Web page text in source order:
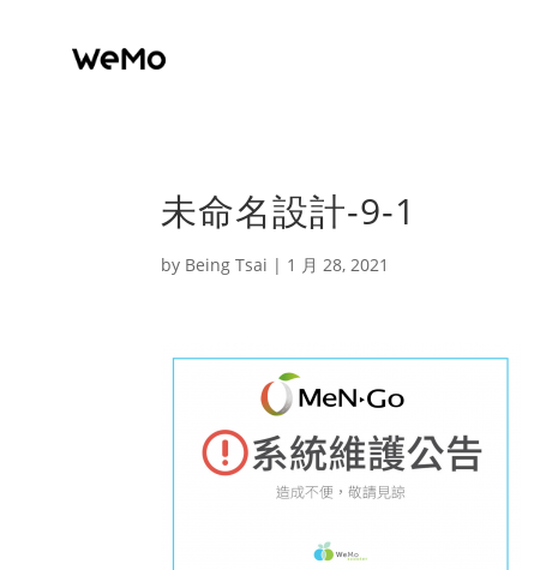
未命名設計-9-1
by Being Tsai | 1 月 28, 2021